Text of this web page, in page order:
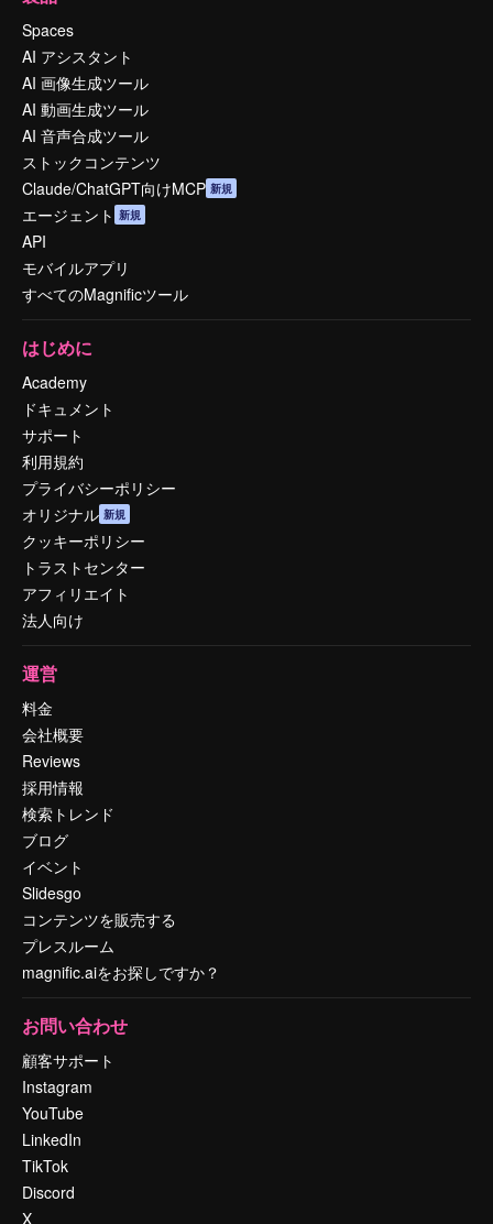
Spaces
AI アシスタント
AI 画像生成ツール
AI 動画生成ツール
AI 音声合成ツール
ストックコンテンツ
Claude/ChatGPT向けMCP 新規
エージェント 新規
API
モバイルアプリ
すべてのMagnificツール
はじめに
Academy
ドキュメント
サポート
利用規約
プライバシーポリシー
オリジナル 新規
クッキーポリシー
トラストセンター
アフィリエイト
法人向け
運営
料金
会社概要
Reviews
採用情報
検索トレンド
ブログ
イベント
Slidesgo
コンテンツを販売する
プレスルーム
magnific.aiをお探しですか？
お問い合わせ
顧客サポート
Instagram
YouTube
LinkedIn
TikTok
Discord
X